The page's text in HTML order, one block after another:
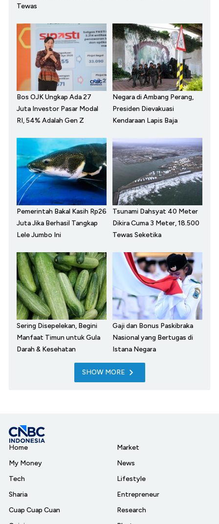
Tewas
Bos OJK Ungkap Ada 27
Juta Investor Pasar Modal
RI, 54% Adalah Gen Z
Negara di Ambang Perang,
Presiden Dievakuasi
Kendaraan Lapis Baja
Pemerintah Bakal Kasih Rp26
Juta Jika Berhasil Tangkap
Lele Jumbo Ini
Tsunami Dahsyat 40 Meter
Dikira Cuma 3 Meter, 18.500
Tewas Seketika
Sering Disepelekan, Begini
Manfaat Timun untuk Gula
Darah & Kesehatan
Gaji dan Bonus Paskibraka
Nasional yang Bertugas di
Istana Negara
SHOW MORE
Home
My Money
Tech
Sharia
Cuap Cuap Cuan
Market
News
Lifestyle
Entrepreneur
Research